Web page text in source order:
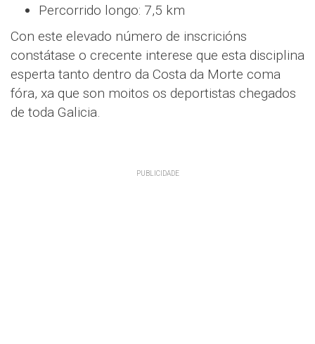
Percorrido longo: 7,5 km
Con este elevado número de inscricións
constátase o crecente interese que esta disciplina
esperta tanto dentro da Costa da Morte coma
fóra, xa que son moitos os deportistas chegados
de toda Galicia.